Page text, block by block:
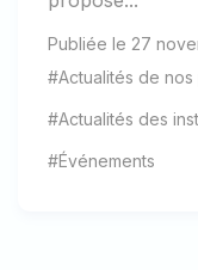
Publiée le 27
#Actualités de nos
#Actualités des
#Événements